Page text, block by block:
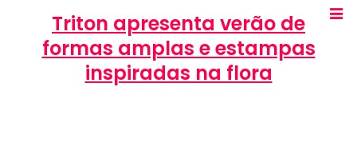
Triton apresenta verão de
formas amplas e estampas
inspiradas na flora